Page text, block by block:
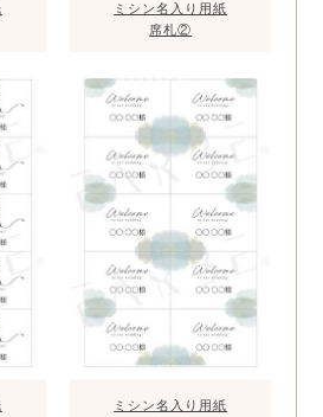
ミシン名入り用紙
席札②
ミシン名入り用紙